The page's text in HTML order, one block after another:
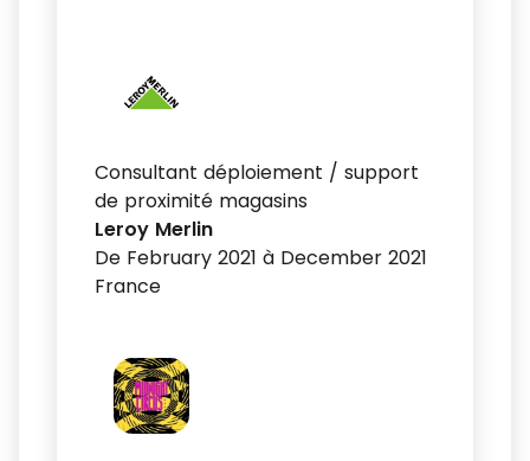
Consultant déploiement / support
de proximité magasins
Leroy Merlin
De February 2021 à December 2021
France